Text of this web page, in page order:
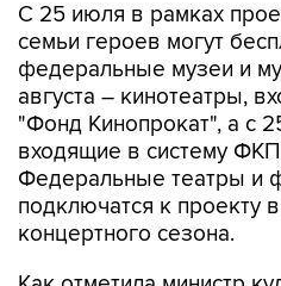
С 25 июля в рамках
семьи героев могут
федеральные музеи и
августа – кинотеатры,
"Фонд Кинопрокат", а с
входящие в систему
Федеральные театры и
подключатся к проекту
концертного сезона.